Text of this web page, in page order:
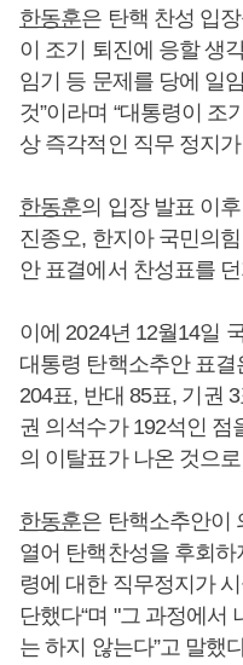
한동훈은 탄핵 찬성 입
이 조기 퇴진에 응할 생
임기 등 문제를 당에 일
것”이라며 “대통령이 조
상 즉각적인 직무 정지
한동훈의 입장 발표 이
진종오, 한지아 국민의
안 표결에서 찬성표를
이에 2024년 12월14일
대통령 탄핵소추안 표
204표, 반대 85표, 기권
권 의석수가 192석인 점
의 이탈표가 나온 것으
한동훈은 탄핵소추안이
열어 탄핵찬성을 후회
령에 대한 직무정지가
단했다“며 "그 과정에서
는 하지 않는다”고 말했